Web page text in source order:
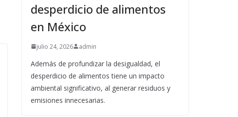
desperdicio de alimentos
en México
julio 24, 2026 admin
Además de profundizar la desigualdad, el
desperdicio de alimentos tiene un impacto
ambiental significativo, al generar residuos y
emisiones innecesarias.